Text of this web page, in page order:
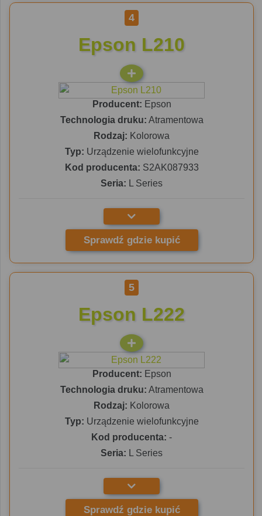
4
Epson L210
Producent: Epson
Technologia druku: Atramentowa
Rodzaj: Kolorowa
Typ: Urządzenie wielofunkcyjne
Kod producenta: S2AK087933
Seria: L Series
Sprawdź gdzie kupić
5
Epson L222
Producent: Epson
Technologia druku: Atramentowa
Rodzaj: Kolorowa
Typ: Urządzenie wielofunkcyjne
Kod producenta: -
Seria: L Series
Sprawdź gdzie kupić